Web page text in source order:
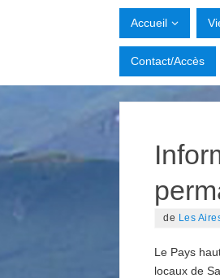
Accueil
Contact/Accès
de Les
Le Pays
locaux de